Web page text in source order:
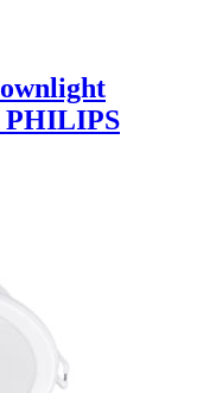
PHILIPS